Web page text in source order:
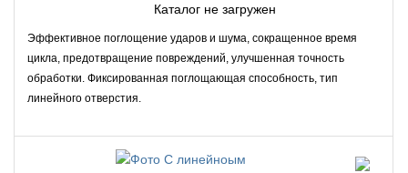
Каталог не загружен
Эффективное поглощение ударов и шума, сокращенное время
цикла, предотвращение повреждений, улучшенная точность
обработки. Фиксированная поглощающая способность, тип
линейного отверстия.